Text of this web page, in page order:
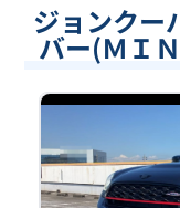
ジョンクー
バー(ＭＩ